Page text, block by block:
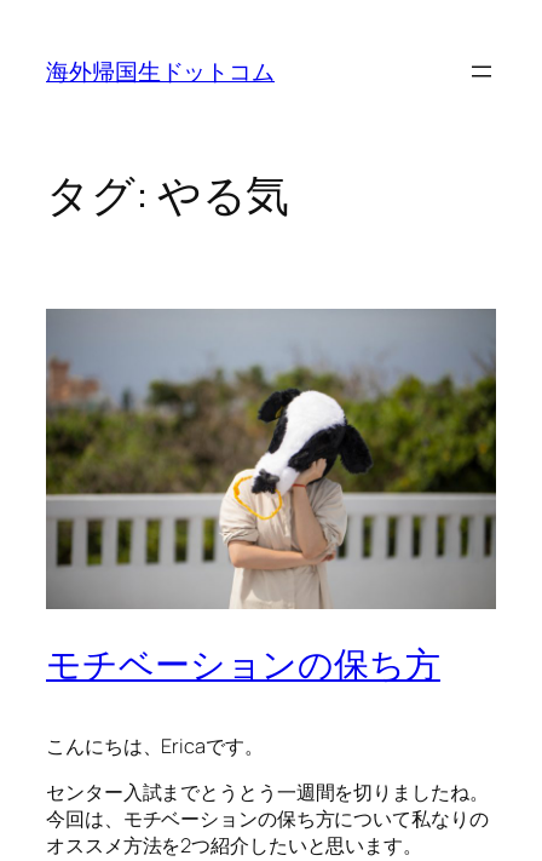
海外帰国生ドットコム
タグ: やる気
モチベーションの保ち方
こんにちは、Ericaです。
センター入試までとうとう一週間を切りましたね。
今回は、モチベーションの保ち方について私なりの
オススメ方法を2つ紹介したいと思います。